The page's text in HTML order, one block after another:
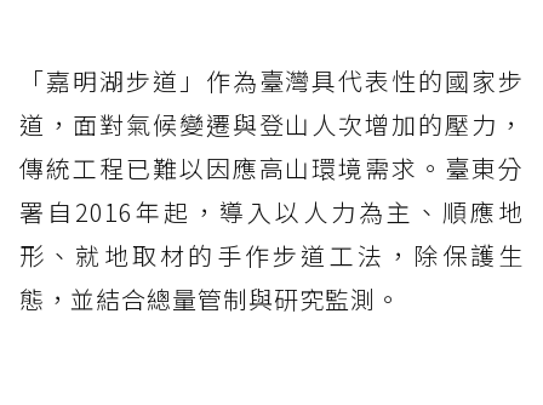
「嘉明湖步道」作為臺灣具代表性的國家步
道，面對氣候變遷與登山人次增加的壓力，
傳統工程已難以因應高山環境需求。臺東分
署自2016年起，導入以人力為主、順應地
形、就地取材的手作步道工法，除保護生
態，並結合總量管制與研究監測。